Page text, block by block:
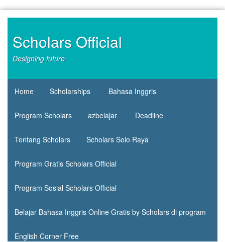
contentScholars Official
Designing future
Home Scholarships Bahasa Inggris
Program Scholars azbelajar Deadline
Tentang Scholars Scholars Solo Raya
Program Gratis Scholars Official
Program Sosial Scholars Official
Belajar Bahasa Inggris Online Gratis by Scholars di program
English Corner Free